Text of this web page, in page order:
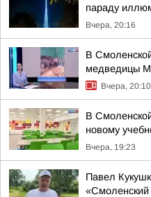
параду
Вчера, 20:16
В
медведицы
Вчера, 20:10
В
новому
Вчера, 19:23
Павел
«Смоленский